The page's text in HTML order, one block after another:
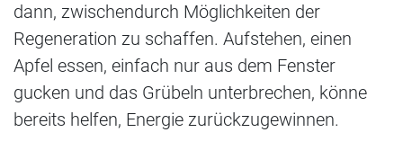
dann, zwischendurch Möglichkeiten der
Regeneration zu schaffen. Aufstehen, einen
Apfel essen, einfach nur aus dem Fenster
gucken und das Grübeln unterbrechen, könne
bereits helfen, Energie zurückzugewinnen.